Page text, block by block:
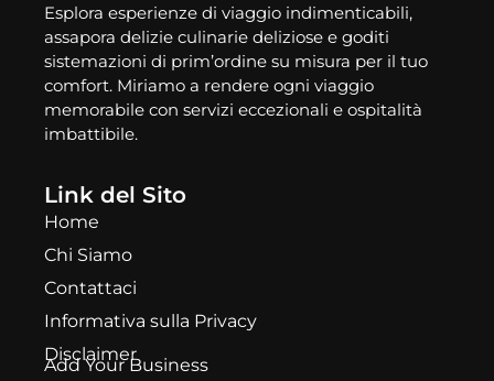
Esplora esperienze di viaggio indimenticabili,
assapora delizie culinarie deliziose e goditi
sistemazioni di prim’ordine su misura per il tuo
comfort. Miriamo a rendere ogni viaggio
memorabile con servizi eccezionali e ospitalità
imbattibile.
Link del Sito
Home
Chi Siamo
Contattaci
Informativa sulla Privacy
Disclaimer
Add Your Business